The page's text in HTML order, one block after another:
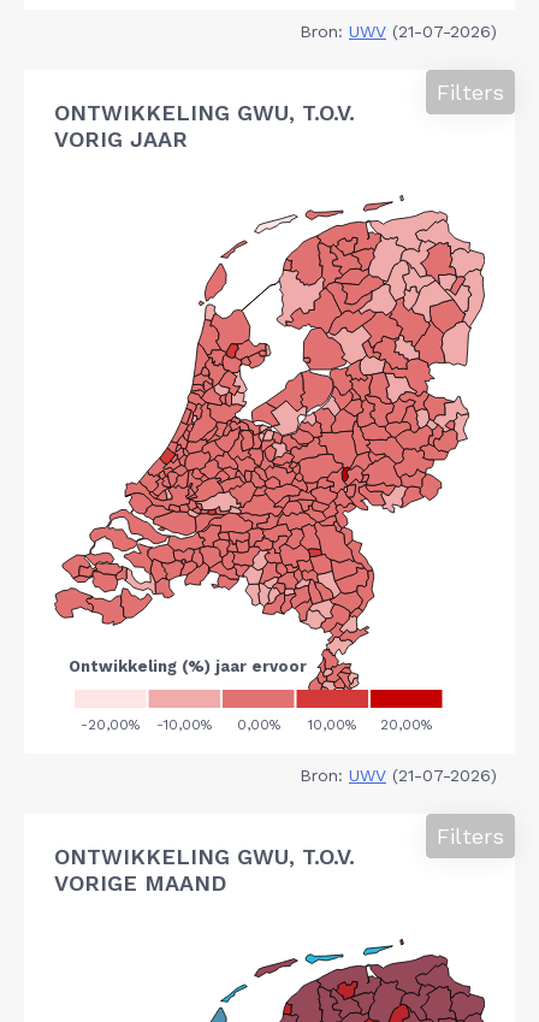
Bron: UWV (21-07-2026)
ONTWIKKELING GWU, T.O.V.
VORIG JAAR
Filters
Bron: UWV (21-07-2026)
ONTWIKKELING GWU, T.O.V.
VORIGE MAAND
Filters